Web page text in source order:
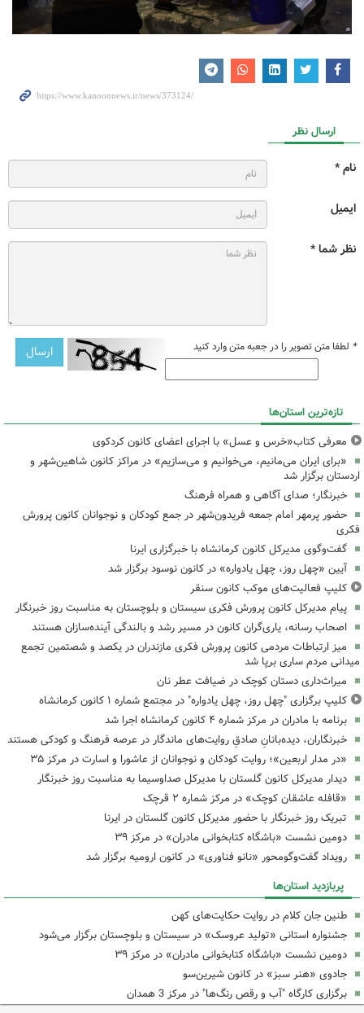
ارسال نظر
نام *
ایمیل
نظر شما *
* لطفا متن تصویر را در جعبه متن وارد کنید
تازه‌ترین استان‌ها
معرفی کتاب«خرس و عسل» با اجرای اعضای کانون کردکوی
«برای ایران می‌مانیم، می‌خوانیم و می‌سازیم» در مراکز کانون شاهین‌شهر و
اردستان برگزار شد
خبرنگار؛ صدای آگاهی و همراه فرهنگ
حضور پرمهر امام جمعه فریدون‌شهر در جمع کودکان و نوجوانان کانون پرورش
فکری
گفت‌وگوی مدیرکل کانون کرمانشاه با خبرگزاری ایرنا
آیین «چهل روز، چهل یادواره» در کانون نوسود برگزار شد
کلیپ فعالیت‌های موکب کانون سنقر
پیام مدیرکل کانون پرورش فکری سیستان و بلوچستان به مناسبت روز خبرنگار
اصحاب رسانه، یاری‌گران کانون در مسیر رشد و بالندگی آینده‌سازان هستند
میز ارتباطات مردمی کانون پرورش فکری مازندران در یکصد و شصتمین تجمع
میدانی مردم ساری برپا شد
میراث‌داری دستان کوچک در ضیافت عطر نان
کلیپ برگزاری "چهل روز، چهل یادواره" در مجتمع شماره ۱ کانون کرمانشاه
برنامه با مادران در مرکز شماره ۴ کانون کرمانشاه اجرا شد
خبرنگاران، دیده‌بانانِ صادقِ روایت‌های ماندگار در عرصه فرهنگ و کودکی هستند
«در مدار اربعین»؛ روایت کودکان و نوجوانان از عاشورا و اسارت در مرکز ۳۵
دیدار مدیرکل کانون گلستان با مدیرکل صداوسیما به مناسبت روز خبرنگار
«قافله عاشقان کوچک» در مرکز شماره ۲ قرچک
تبریک روز خبرنگار با حضور مدیرکل کانون گلستان در ایرنا
دومین نشست «باشگاه کتابخوانی مادران» در مرکز ۳۹
رویداد گفت‌وگومحور «نانو فناوری» در کانون ارومیه برگزار شد
پربازدید استان‌ها
طنین جان کلام در روایت حکایت‌های کهن
جشنواره استانی «تولید عروسک» در سیستان و بلوچستان برگزار می‌شود
دومین نشست «باشگاه کتابخوانی مادران» در مرکز ۳۹
جادوی «هنر سبز» در کانون شیرین‌سو
برگزاری کارگاه "آب و رقص رنگ‌ها" در مرکز 3 همدان